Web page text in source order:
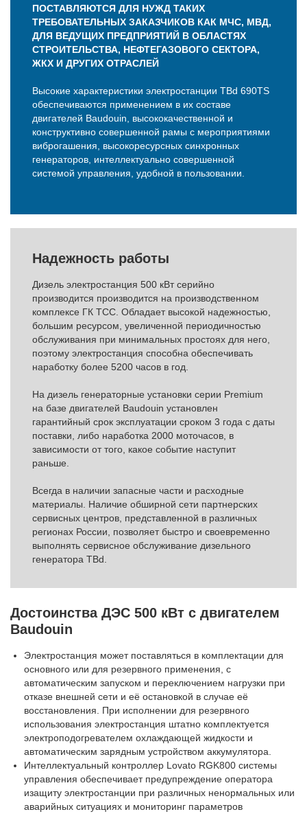
ПОСТАВЛЯЮТСЯ ДЛЯ НУЖД ТАКИХ
ТРЕБОВАТЕЛЬНЫХ ЗАКАЗЧИКОВ КАК МЧС, МВД,
ДЛЯ ВЕДУЩИХ ПРЕДПРИЯТИЙ В ОБЛАСТЯХ
СТРОИТЕЛЬСТВА, НЕФТЕГАЗОВОГО СЕКТОРА,
ЖКХ И ДРУГИХ ОТРАСЛЕЙ
Высокие характеристики электростанции TBd 690TS
обеспечиваются применением в их составе
двигателей Baudouin, высококачественной и
конструктивно совершенной рамы с мероприятиями
виброгашения, высокоресурсных синхронных
генераторов, интеллектуально совершенной
системой управления, удобной в пользовании.
Надежность работы
Дизель электростанция 500 кВт серийно
производится производится на производственном
комплексе ГК ТСС. Обладает высокой надежностью,
большим ресурсом, увеличенной периодичностью
обслуживания при минимальных простоях для него,
поэтому электростанция способна обеспечивать
наработку болеe 5200 часов в год.
На дизель генераторные установки серии Premium
на базе двигателей Baudouin установлен
гарантийный срок эксплуатации сроком 3 года с даты
поставки, либо наработка 2000 моточасов, в
зависимости от того, какое событие наступит
раньше.
Всегда в наличии запасные части и расходные
материалы. Наличие обширной сети партнерских
сервисных центров, представленной в различных
регионах России, позволяет быстро и своевременно
выполнять сервисное обслуживание дизельного
генератора TBd.
Достоинства ДЭС 500 кВт с двигателем
Baudouin
Электростанция может поставляться в комплектации для
основного или для резервного применения, с
автоматическим запуском и переключением нагрузки при
отказе внешней сети и её остановкой в случае её
восстановления. При исполнении для резервного
использования электростанция штатно комплектуется
электроподогревателем охлаждающей жидкости и
автоматическим зарядным устройством аккумулятора.
Интеллектуальный контроллер Lovato RGK800 системы
управления обеспечивает предупреждение оператора
изащиту электростанции при различных ненормальных или
аварийных ситуациях и мониторинг параметров